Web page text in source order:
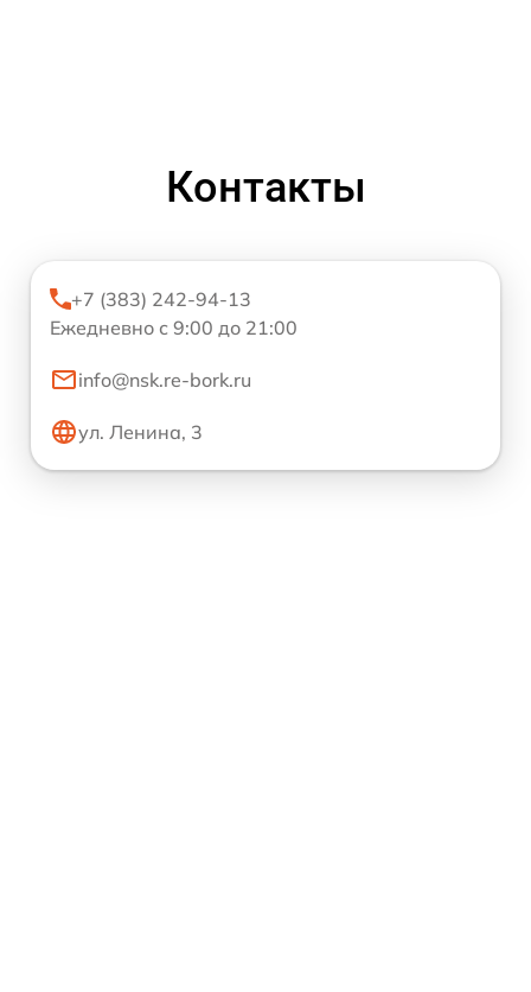
Контакты
+7 (383) 242-94-13
Ежедневно с 9:00 до 21:00
info@nsk.re-bork.ru
ул. Ленина, 3